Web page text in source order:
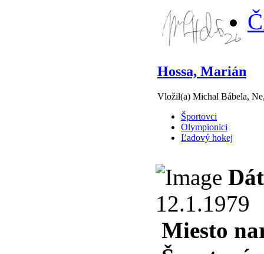
Hossa, Marián
Vložil(a) Michal Bábela,
Športovci
Olympionici
Ľadový hokej
12.1.1979
Miesto